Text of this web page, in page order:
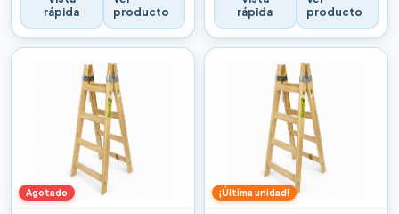
rápida
producto
rápida
producto
Agotado ¡Última unidad!